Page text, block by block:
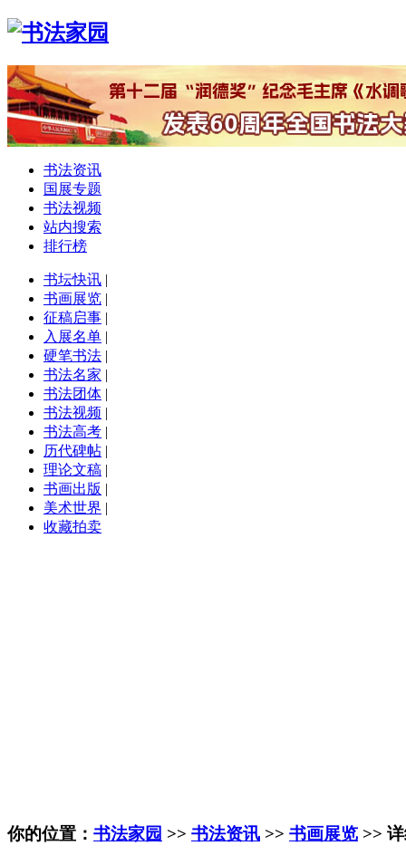
书法资讯
国展专题
书法视频
站内搜索
排行榜
书坛快讯 |
书画展览 |
征稿启事 |
入展名单 |
硬笔书法 |
书法名家 |
书法团体 |
书法视频 |
书法高考 |
历代碑帖 |
理论文稿 |
书画出版 |
美术世界 |
收藏拍卖
你的位置： 书法家园 >> 书法资讯 >> 书画展览 >>